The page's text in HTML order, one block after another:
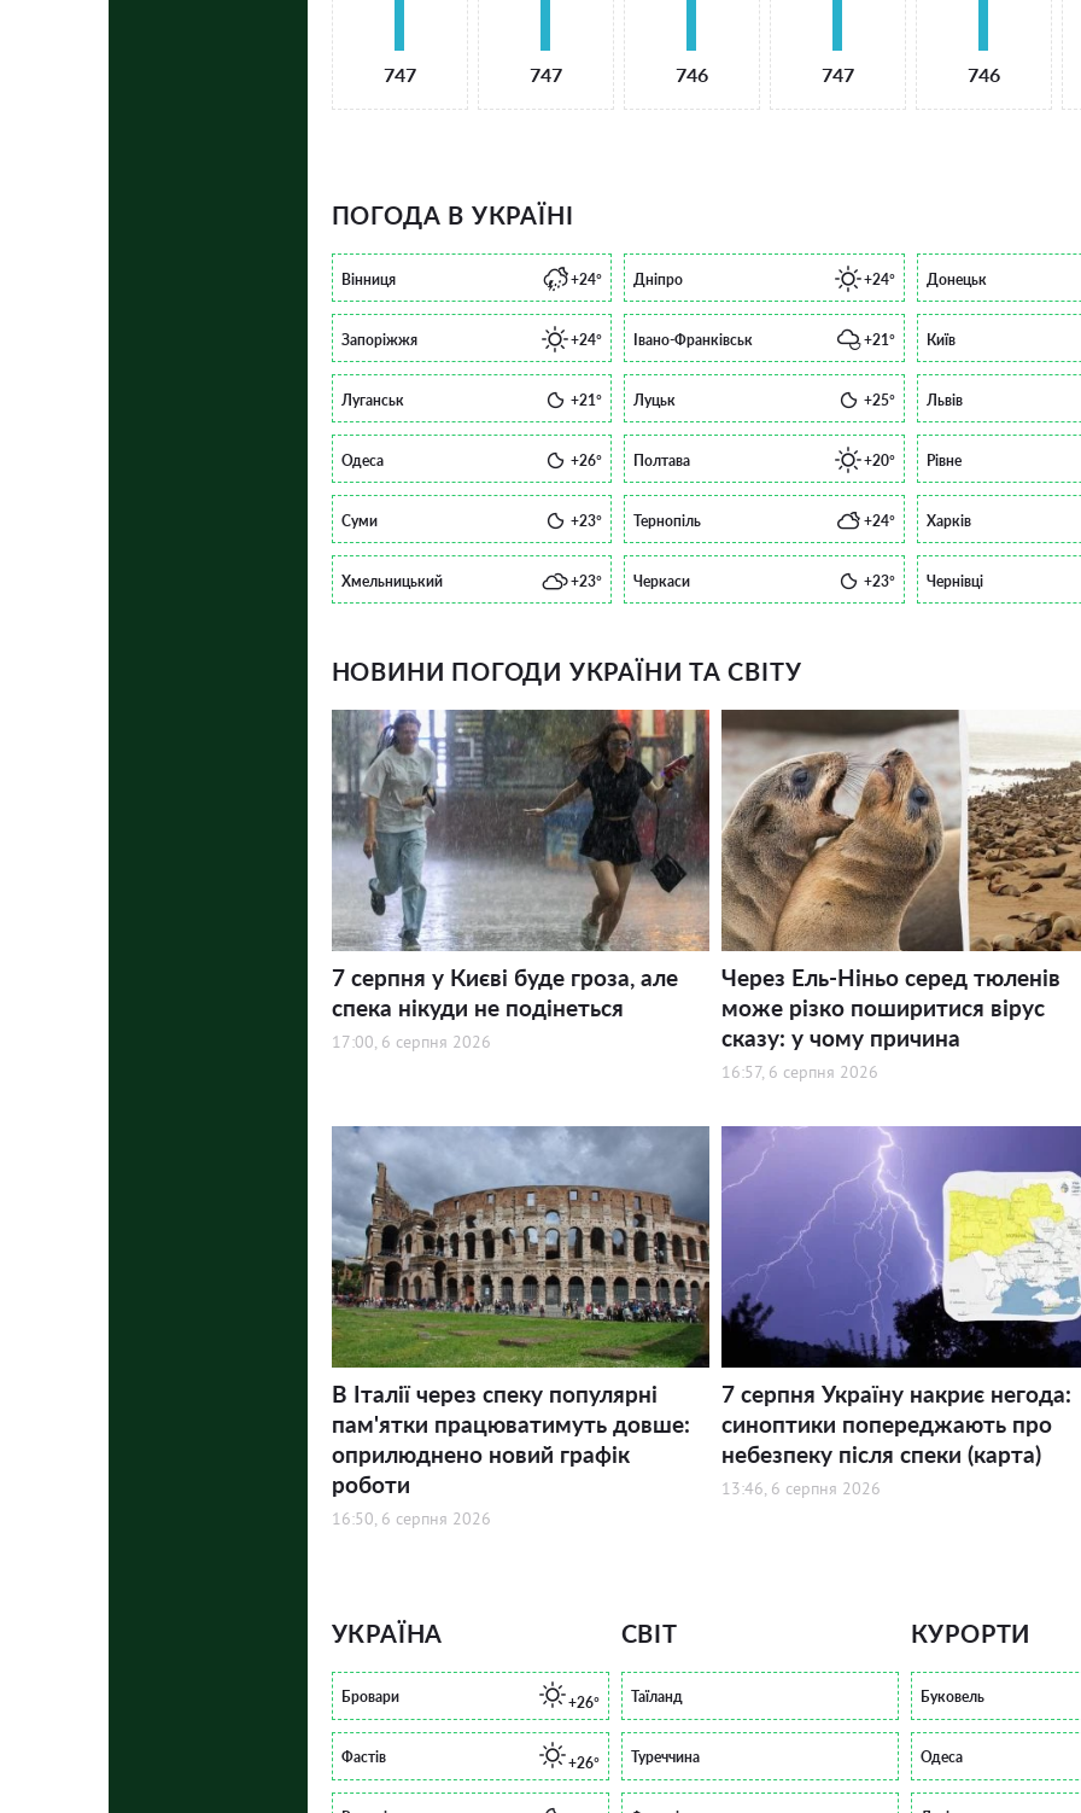
747 747 746 747 746
ПОГОДА В УКРАЇНІ
Вінниця +24° Дніпро +24° Донецьк
Запоріжжя +24° Івано-Франківськ +21° Київ
Луганськ +21° Луцьк +25° Львів
Одеса +26° Полтава +20° Рівне
Суми +23° Тернопіль +24° Харків
Хмельницький +23° Черкаси +23° Чернівці
НОВИНИ ПОГОДИ УКРАЇНИ ТА СВІТУ
7 серпня у Києві буде гроза, але
спека нікуди не подінеться
17:00, 6 серпня 2026
Через Ель-Ніньо серед тюленів
може різко поширитися вірус
сказу: у чому причина
16:57, 6 серпня 2026
В Італії через спеку популярні
пам'ятки працюватимуть довше:
оприлюднено новий графік
роботи
16:50, 6 серпня 2026
7 серпня Україну накриє негода:
синоптики попереджають про
небезпеку після спеки (карта)
13:46, 6 серпня 2026
УКРАЇНА
Бровари +26°
Фастів +26°
СВІТ
Таїланд
Туреччина
КУРОРТИ
Буковель
Одеса